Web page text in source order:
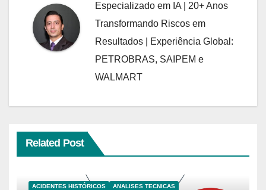
Especializado em IA | 20+ Anos
Transformando Riscos em
Resultados | Experiência Global:
PETROBRAS, SAIPEM e
WALMART
Related Post
ACIDENTES HISTÓRICOS
ANALISES TECNICAS